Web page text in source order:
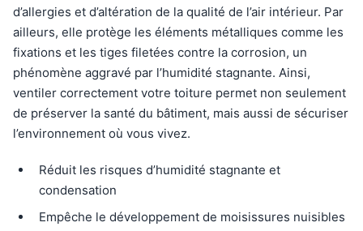
d’allergies et d’altération de la qualité de l’air intérieur. Par
ailleurs, elle protège les éléments métalliques comme les
fixations et les tiges filetées contre la corrosion, un
phénomène aggravé par l’humidité stagnante. Ainsi,
ventiler correctement votre toiture permet non seulement
de préserver la santé du bâtiment, mais aussi de sécuriser
l’environnement où vous vivez.
Réduit les risques d’humidité stagnante et
condensation
Empêche le développement de moisissures nuisibles